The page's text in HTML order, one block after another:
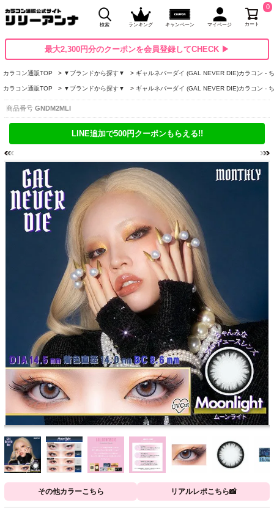
検索 ランキング キャンペーン マイページ カート
0
最大2,300円分のクーポンを会員登録してCHECK ▶
カラコン通販TOP ▼ブランドから探す▼ ギャルネバーダイ (GAL NEVER DIE)カラコン -
カラコン通販TOP ▼ブランドから探す▼ ギャルネバーダイ (GAL NEVER DIE)カラコン -
商品番号 GNDM2MLI
LINE追加で500円クーポンもらえる!!
その他カラーこちら リアルレポこちら📸